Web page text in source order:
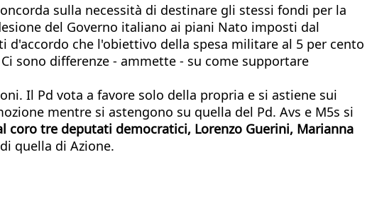
sulla necessità di destinare gli stessi fondi per la
del Governo italiano ai piani Nato imposti dal
che l'obiettivo della spesa militare al 5 per cento
sono differenze - ammette - su come supportare
Il Pd vota a favore solo della propria e si astiene sui
mentre si astengono su quella del Pd. Avs e M5s si
coro tre deputati democratici, Lorenzo Guerini, Marianna
quella di Azione.